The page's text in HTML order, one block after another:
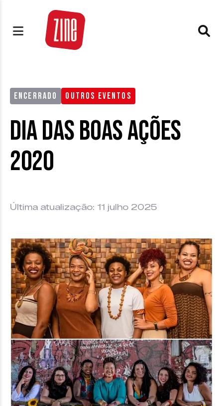
ENCERRADO OUTROS EVENTOS
Dia das Boas Ações
2020
Última atualização: 11 julho 2025